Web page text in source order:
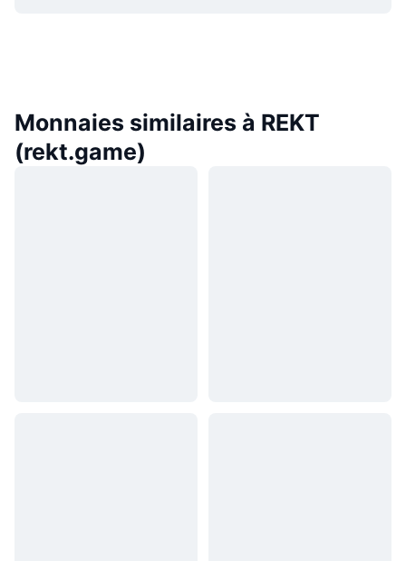
Monnaies similaires à REKT
(rekt.game)